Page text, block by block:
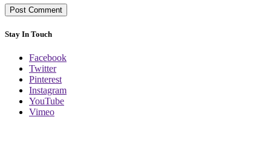
Stay In Touch
Facebook
Twitter
Pinterest
Instagram
YouTube
Vimeo